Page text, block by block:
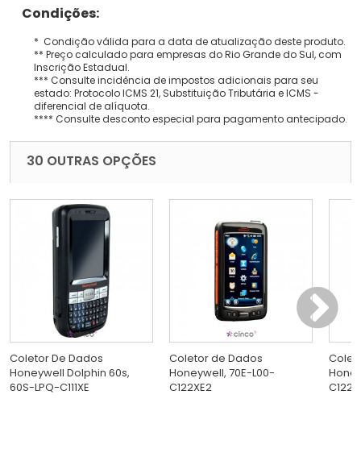
Condições:
* Condição válida para a data de atualização deste produto.
** Preço calculado para empresas do Rio Grande do Sul, com
Inscrição Estadual.
*** Consulte incidência de impostos adicionais para seu
estado: Protocolo ICMS 21, Substituição Tributária e ICMS -
diferencial de alíquota.
**** Consulte desconto especial para pagamento antecipado.
30 OUTRAS OPÇÕES
Coletor De Dados
Honeywell Dolphin 60s,
60S-LPQ-C111XE
Coletor de Dados
Honeywell, 70E-L00-
C122XE2